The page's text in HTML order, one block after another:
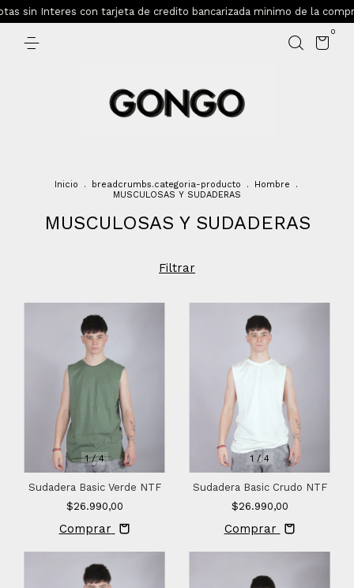
Interes con tarjeta de credito bancarizada minimo de la compra
0
Inicio . breadcrumbs.categoria-producto . Hombre
.
MUSCULOSAS Y SUDADERAS
MUSCULOSAS Y SUDADERAS
Filtrar
1/4
Sudadera Basic Verde NTF
$26.990,00
Comprar
1 /4
Sudadera Basic Crudo NTF
$26.990,00
Comprar